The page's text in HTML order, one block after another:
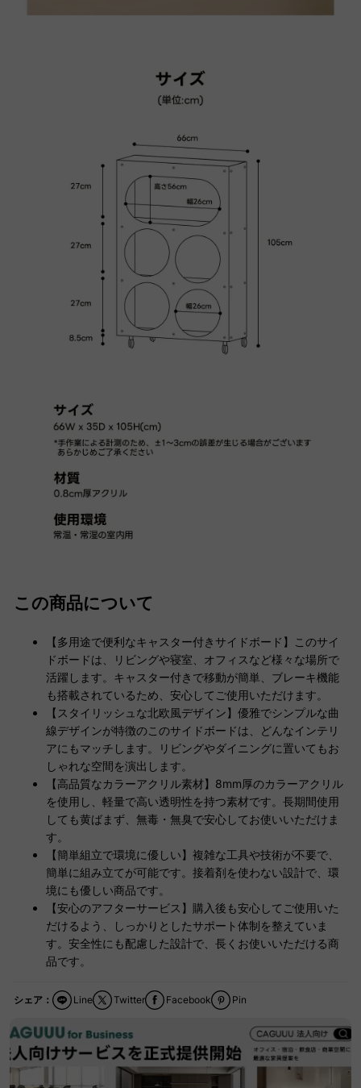
この商品について
【多用途で便利なキャスター付きサイドボード】このサイ
ドボードは、リビングや寝室、オフィスなど様々な場所で
活躍します。キャスター付きで移動が簡単、ブレーキ機能
も搭載されているため、安心してご使用いただけます。
【スタイリッシュな北欧風デザイン】優雅でシンプルな曲
線デザインが特徴のこのサイドボードは、どんなインテリ
アにもマッチします。リビングやダイニングに置いてもお
しゃれな空間を演出します。
【高品質なカラーアクリル素材】8mm厚のカラーアクリル
を使用し、軽量で高い透明性を持つ素材です。長期間使用
しても黄ばまず、無毒・無臭で安心してお使いいただけま
す。
【簡単組立で環境に優しい】複雑な工具や技術が不要で、
簡単に組み立てが可能です。接着剤を使わない設計で、環
境にも優しい商品です。
【安心のアフターサービス】購入後も安心してご使用いた
だけるよう、しっかりとしたサポート体制を整えていま
す。安全性にも配慮した設計で、長くお使いいただける商
品です。
シェア： Facebook
Twitter Pin
Line